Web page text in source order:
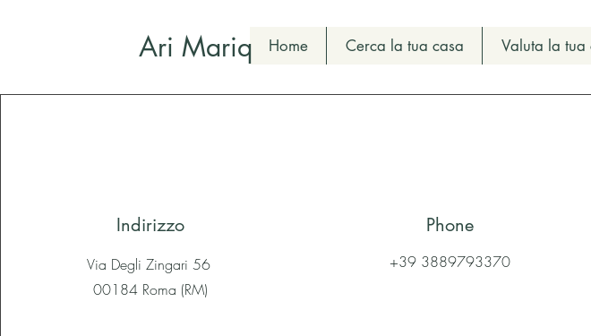
Ari Mariq Home Cerca la tua casa Valuta la tua
Indirizzo
Via Degli Zingari 56
00184 Roma (RM)
Phone
+39 3889793370